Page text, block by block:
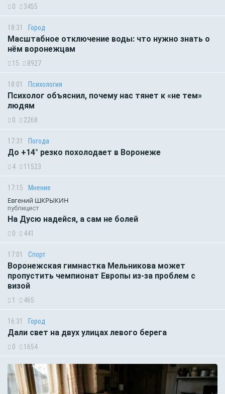
0 3455
18:31 Город
Масштабное отключение воды: что нужно знать о
нём воронежцам
15 8927
18:01 Психология
Психолог объяснил, почему нас тянет к «не тем»
людям
0 2268
17:31 Погода
До +14° резко похолодает в Воронеже
4 11523
17:15 Мнение
Евгений ШКРЫКИН
публицист
На Дусю надейся, а сам не болей
0 441
17:01 Спорт
Воронежская гимнастка Мельникова может
пропустить чемпионат Европы из-за проблем с
визой
1 465
16:31 Город
Дали свет на двух улицах левого берега
0 1654